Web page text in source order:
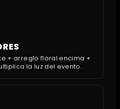
+ arreglo floral encima +
la luz del evento.